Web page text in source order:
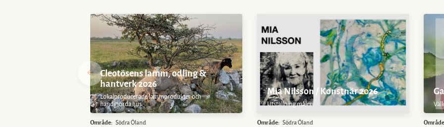
Cleotösens lamm, odling &
hantverk 2026
Lokalproducerade lammprodukter och
handgjorda ljus.
Område: Södra Öland
Mia Nilsson / Konstnär 2026
Utställning måleri
Område: Södra Öland